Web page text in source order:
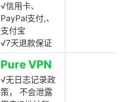
√信用卡、
PayPal支付,、
支付宝
√7天退款保证
Pure VPN
√无日志记录政
策， 不会泄露